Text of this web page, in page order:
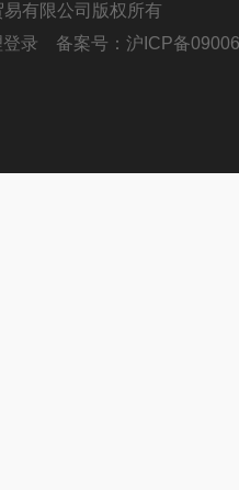
有限公司版权所有
录 备案号： 沪ICP备